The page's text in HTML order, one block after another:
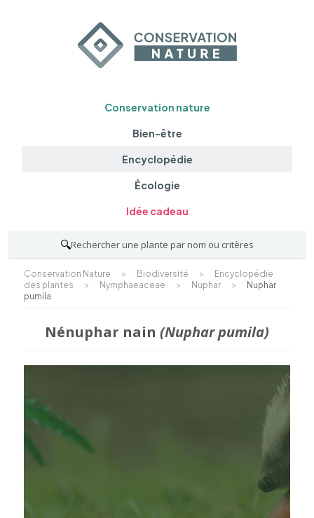
Conservation nature
Bien-être
Encyclopédie
Écologie
Idée cadeau
🔍Rechercher une plante par nom ou critères
Conservation Nature > Biodiversité >
Encyclopédie
des plantes
> Nymphaeaceae > Nuphar >
Nuphar
pumila
Nénuphar nain (Nuphar pumila)